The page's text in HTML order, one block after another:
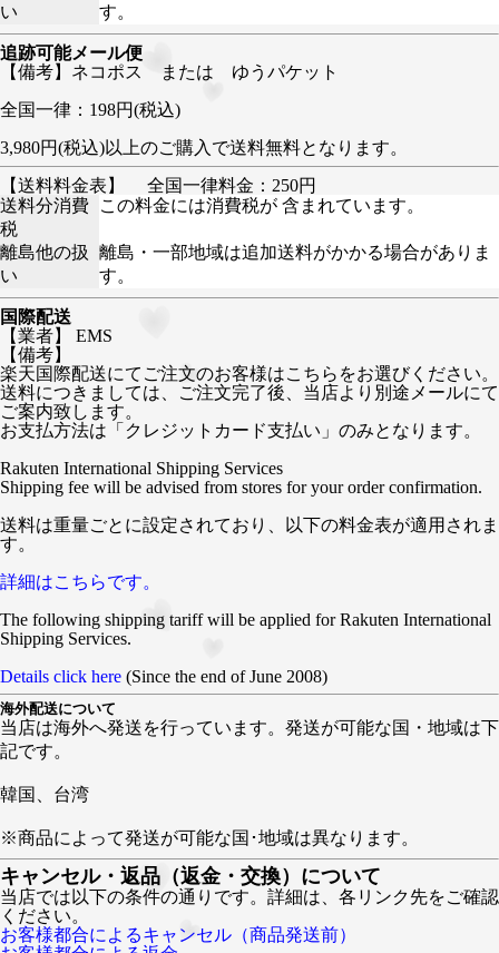
い
す。
追跡可能メール便
【備考】ネコポス または ゆうパケット
全国一律：198円(税込)
3,980円(税込)以上のご購入で送料無料となります。
【送料料金表】
全国一律料金：250円
送料分消費
税
この料金には消費税が 含まれています。
離島他の扱
い
離島・一部地域は追加送料がかかる場合がありま
す。
国際配送
【業者】 EMS
【備考】
楽天国際配送にてご注文のお客様はこちらをお選びください。
送料につきましては、ご注文完了後、当店より別途メールにて
ご案内致します。
お支払方法は「クレジットカード支払い」のみとなります。
Rakuten International Shipping Services
Shipping fee will be advised from stores for your order confirmation.
送料は重量ごとに設定されており、以下の料金表が適用されま
す。
詳細はこちらです。
The following shipping tariff will be applied for Rakuten International
Shipping Services.
Details click here (Since the end of June 2008)
海外配送について
当店は海外へ発送を行っています。発送が可能な国・地域は下
記です。
韓国、台湾
※商品によって発送が可能な国･地域は異なります。
キャンセル・返品（返金・交換）について
当店では以下の条件の通りです。詳細は、各リンク先をご確認
ください。
お客様都合によるキャンセル（商品発送前）